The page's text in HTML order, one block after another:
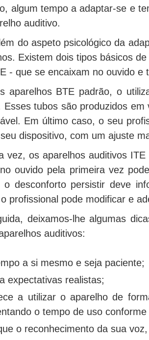
algum tempo a adaptar-se e
auditivo.
do aspeto psicológico da
Existem dois tipos básicos
- que se encaixam no ouvido e
aparelhos BTE padrão, o
Esses tubos são produzidos
Em último caso, o seu
dispositivo, com um ajuste
vez, os aparelhos auditivos
ouvido pela primeira vez
desconforto persistir deve
profissional pode modificar e
deixamos-lhe algumas
auditivos:
a si mesmo e seja paciente;
expectativas realistas;
a utilizar o aparelho de
o tempo de uso
o reconhecimento da sua